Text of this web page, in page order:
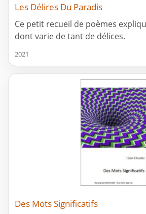
Les Délires Du Paradis
Ce petit recueil de poèmes
dont varie de tant de délices.
2021
Des Mots Significatifs